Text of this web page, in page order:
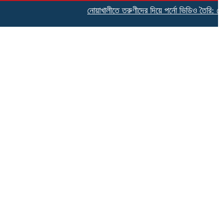
নোয়াখালীতে তরুণীদের দিয়ে পর্নো ভিডিও তৈরি: